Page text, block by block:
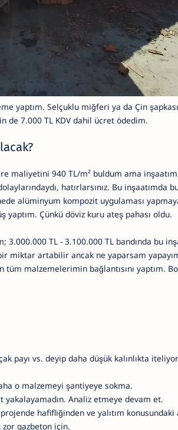
yaptım. Selçuklu miğferi ya da Çin
de 7.000 TL KDV dahil ücret ödedim.
maliyetini 940 TL/m² buldum ama inşaatım
hatırlarsınız. Bu inşaatımda
alüminyum kompozit uygulaması
Çünkü döviz kuru ateş pahası oldu.
TL - 3.100.000 TL bandında bu
miktar artabilir ancak ne yaparsam
malzemelerimin bağlantısını yaptım.
payı vs. deyip daha düşük kalınlıkta
o malzemeyi şantiyeye sokma.
Analiz etmeye devam et.
hafifliğinden ve yalıtım konusundaki
gazbeton için.